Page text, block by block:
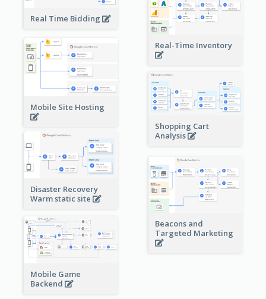
Real Time Bidding
Real-Time Inventory
Mobile Site Hosting
Shopping Cart
Analysis
Disaster Recovery
Warm static site
Beacons and
Targeted Marketing
Mobile Game
Backend